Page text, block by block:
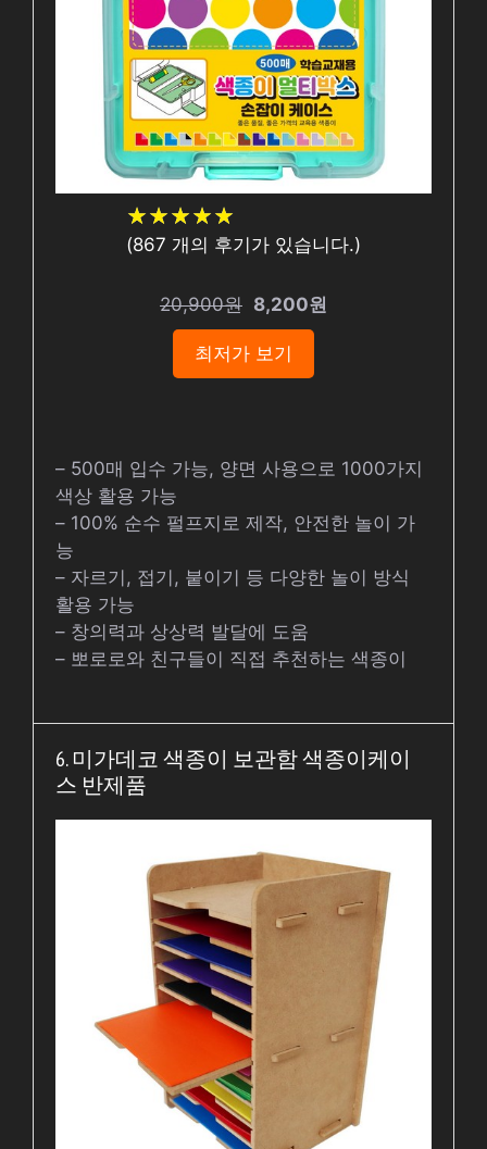
★★★★★
★★★★★
(867 개의 후기가 있습니다.)
20,900원 8,200원
최저가 보기
– 500매 입수 가능, 양면 사용으로 1000가지
색상 활용 가능
– 100% 순수 펄프지로 제작, 안전한 놀이 가
능
– 자르기, 접기, 붙이기 등 다양한 놀이 방식
활용 가능
– 창의력과 상상력 발달에 도움
– 뽀로로와 친구들이 직접 추천하는 색종이
6. 미가데코 색종이 보관함 색종이케이
스 반제품